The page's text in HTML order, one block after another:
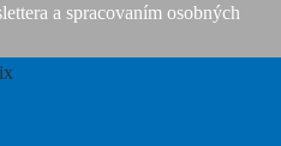
a spracovaním osobných